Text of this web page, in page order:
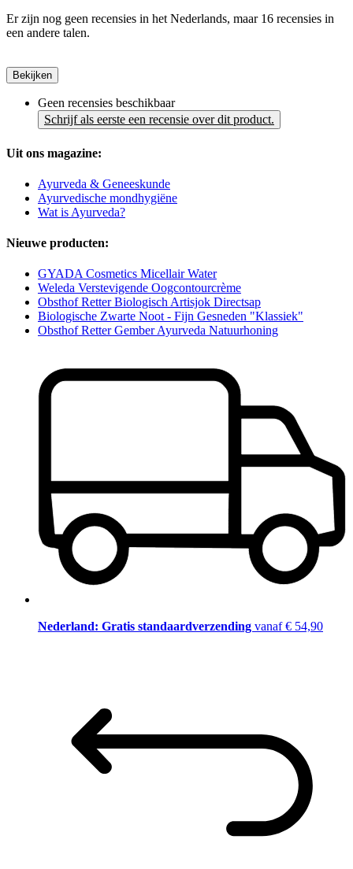
Er zijn nog geen recensies in het Nederlands, maar 16 recensies in
een andere talen.
Bekijken
Geen recensies beschikbaar
Schrijf als eerste een recensie over dit product.
Uit ons magazine:
Ayurveda & Geneeskunde
Ayurvedische mondhygiëne
Wat is Ayurveda?
Nieuwe producten:
GYADA Cosmetics Micellair Water
Weleda Verstevigende Oogcontourcrème
Obsthof Retter Biologisch Artisjok Directsap
Biologische Zwarte Noot - Fijn Gesneden "Klassiek"
Obsthof Retter Gember Ayurveda Natuurhoning
Nederland: Gratis standaardverzending vanaf € 54,90